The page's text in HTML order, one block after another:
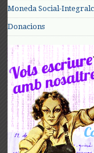
Moneda Social-
Donacions